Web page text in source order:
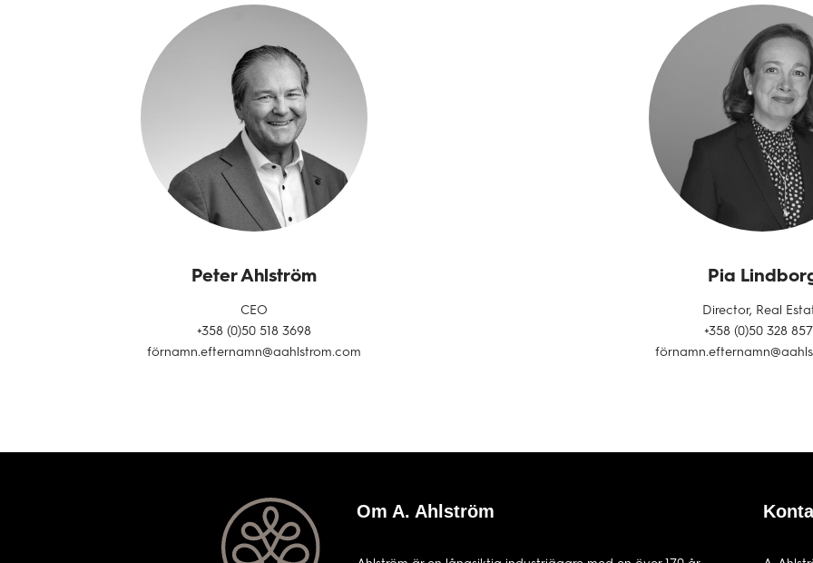
Peter Ahlström
CEO
+358 (0)50 518 3698
förnamn.efternamn@aahlstrom.com
Pia
Director, Real
+358 (0)50 328
Om A. Ahlström